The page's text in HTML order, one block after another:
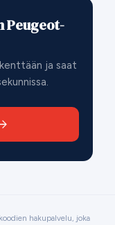
Peugeot-
ja saat
hakupalvelu, joka